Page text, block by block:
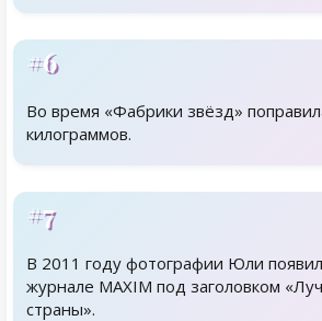
#6
Во время «Фабрики звёзд»
килограммов.
#7
В 2011 году фотографии Юли
журнале MAXIM под заголовком
страны».